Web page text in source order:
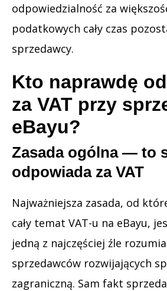
odpowiedzialność za
podatkowych cały czas
sprzedawcy.
Kto naprawdę
za VAT przy
eBayu?
Zasada ogólna — to
odpowiada za VAT
Najważniejsza zasada, od
cały temat VAT-u na eBayu,
jedną z najczęściej źle
sprzedawców rozwijających
zagraniczną. Sam fakt